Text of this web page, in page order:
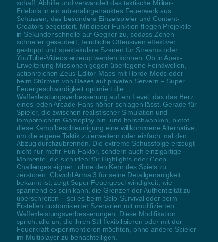
schafft Abhilfe und verwandelt das taktische Militär-
Erlebnis in ein adrenalingetränktes Feuerwerk aus
Schüssen, das besonders Einzelspieler und Content-
Creators begeistert. Mit dieser Funktion fliegen Projektile
in Sekundenschnelle auf Gegner zu, sodass Zonen
schneller gesäubert, feindliche Offensiven effektiver
gestoppt und spektakuläre Szenen für Streams oder
YouTube-Videos erzeugt werden können. Ob in Apex-
Erweiterung-Missionen gegen überlegene Feindwellen,
actionreichen Zeus-Editor-Maps mit Horde-Mods oder
beim Stürmen von Bases auf privaten Servern – Super
Feuergeschwindigkeit optimiert die
Waffenleistungsverbesserung auf ein Level, das das Herz
eines jeden Arcade-Fans höher schlagen lässt. Gerade für
Spieler, die zwischen realistischer Simulation und
temporeichem Gameplay hin- und herschwanken, bietet
diese Kampfbeschleunigung eine willkommene Alternative,
um die eigene Taktik zu erweitern oder einfach mal den
Abzug durchzubrennen. Die extreme Schussfolge erzeugt
nicht nur mehr Fun-Faktor, sondern auch einzigartige
Momente, die sich ideal für Highlights oder Coop-
Challenges eignen, ohne den Kern des Spiels zu
zerstören. Obwohl Arma 3 für seine Detailgenauigkeit
bekannt ist, zeigt Super Feuergeschwindigkeit, wie
spannend es sein kann, die Grenzen der Authentizität zu
überschreiten – sei es beim Solo-Survival oder beim
Erstellen customisierter Szenarien mit modifizierten
Waffenleistungsverbesserungen. Diese Modifikation
spricht alle an, die ihren Stil flexibilisieren oder mit der
Feuerkraft experimentieren möchten, ohne andere Spieler
im Multiplayer zu benachteiligen.